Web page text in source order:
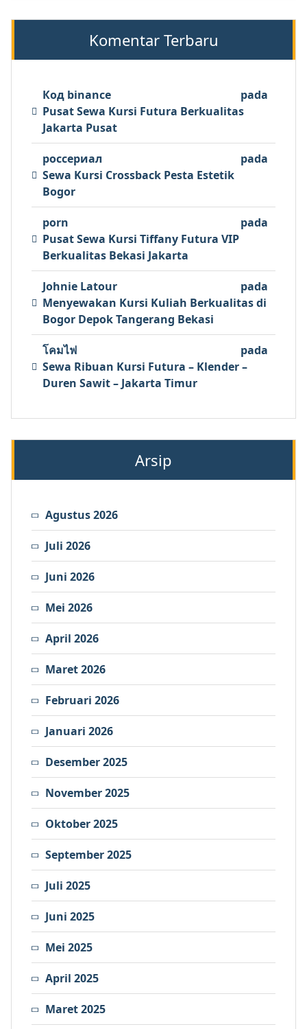
Komentar Terbaru
Код binance
pada
Pusat Sewa Kursi Futura Berkualitas
Jakarta Pusat
россериал
pada
Sewa Kursi Crossback Pesta Estetik
Bogor
porn
pada
Pusat Sewa Kursi Tiffany Futura VIP
Berkualitas Bekasi Jakarta
Johnie Latour
pada
Menyewakan Kursi Kuliah Berkualitas di
Bogor Depok Tangerang Bekasi
โคมไฟ
pada
Sewa Ribuan Kursi Futura – Klender –
Duren Sawit – Jakarta Timur
Arsip
Agustus 2026
Juli 2026
Juni 2026
Mei 2026
April 2026
Maret 2026
Februari 2026
Januari 2026
Desember 2025
November 2025
Oktober 2025
September 2025
Juli 2025
Juni 2025
Mei 2025
April 2025
Maret 2025